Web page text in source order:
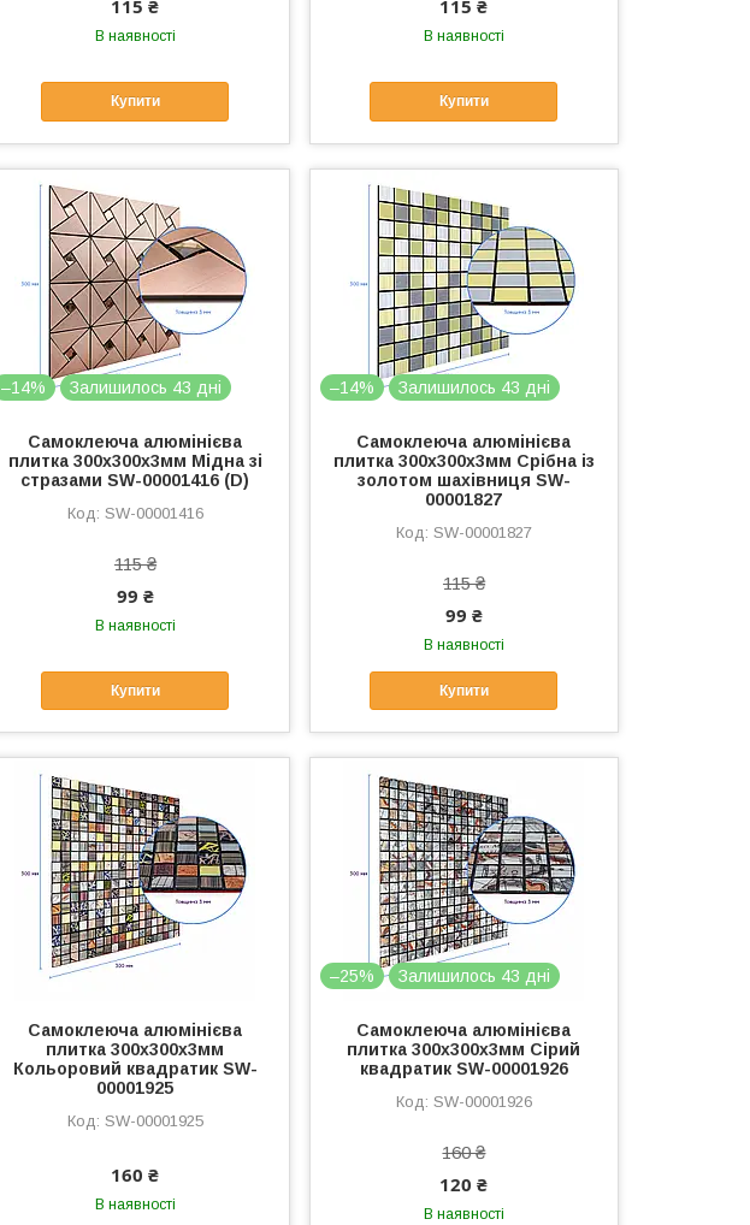
115 ₴
В наявності
Купити
115 ₴
В наявності
Купити
–14% Залишилось 43 дні
Самоклеюча алюмінієва
плитка 300х300х3мм Мідна зі
стразами SW-00001416 (D)
SW-00001416
115 ₴
99 ₴
В наявності
Купити
–14% Залишилось 43 дні
Самоклеюча алюмінієва
плитка 300х300х3мм Срібна із
золотом шахівниця SW-
00001827
SW-00001827
115 ₴
99 ₴
В наявності
Купити
Самоклеюча алюмінієва
плитка 300х300х3мм
Кольоровий квадратик SW-
00001925
SW-00001925
160 ₴
В наявності
–25% Залишилось 43 дні
Самоклеюча алюмінієва
плитка 300х300х3мм Сірий
квадратик SW-00001926
SW-00001926
160 ₴
120 ₴
В наявності